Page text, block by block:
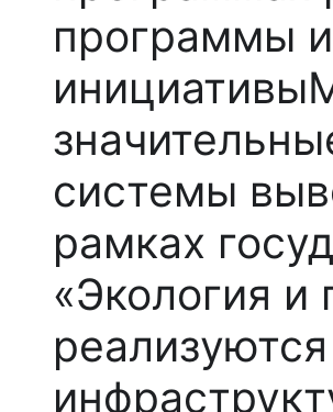
программы
инициативы
системы
рамках
«Экология и